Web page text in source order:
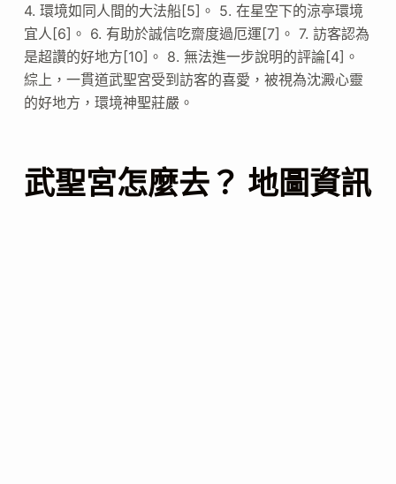
4. 環境如同人間的大法船[5]。 5. 在星空下的涼亭環境
宜人[6]。 6. 有助於誠信吃齋度過厄運[7]。 7. 訪客認為
是超讚的好地方[10]。 8. 無法進一步說明的評論[4]。
綜上，一貫道武聖宮受到訪客的喜愛，被視為沈澱心靈
的好地方，環境神聖莊嚴。
武聖宮怎麼去？ 地圖資訊